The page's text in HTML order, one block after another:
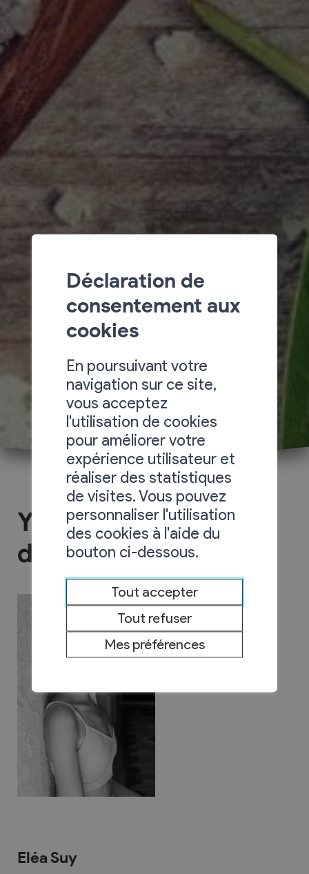
Yogastra : les étoiles
du yoga
Eléa Suy
Déclaration de
consentement aux
cookies
En poursuivant votre
navigation sur ce site,
vous acceptez
l'utilisation de cookies
pour améliorer votre
expérience utilisateur et
réaliser des statistiques
de visites. Vous pouvez
personnaliser l'utilisation
des cookies à l'aide du
bouton ci-dessous.
Tout accepter
Tout refuser
Mes préférences